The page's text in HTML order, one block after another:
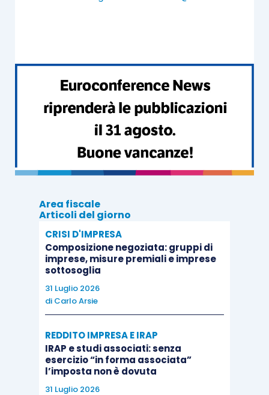
un altro ordine di grandezza in termini
efficacia, efficienza e replicabilità.
C’è però un passaggio che quasi nessuno fa e
che deve collocarsi ancora prima rispetto
aldesign di processo.
Prima di decidere se
ridisegnare un processo
chiedersi sequel processo debba
effettivamente esistere.
Gli studi tendono ad accumulare nel tempo
procedure nate per rispondere a esigenze
specifiche, spesso legate a un software,
cliente o un collaboratoreche non c’è
Sopravvivono per inerzia
messe in discussione perché funzionano (più o
Area fiscale
Articoli del giorno
CRISI D'IMPRESA
Composizione negoziata: gruppi di
imprese, misure premiali e imprese
sottosoglia
31 Luglio 2026
di Carlo Arsie
REDDITO IMPRESA E IRAP
IRAP e studi associati: senza
esercizio “in forma associata”
l’imposta non è dovuta
31 Luglio 2026